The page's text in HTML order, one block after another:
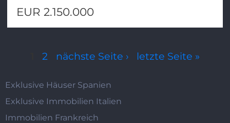
EUR 2.150.000
2 nächste Seite › letzte Seite »
Exklusive Häuser Spanien
Exklusive Immobilien Italien
Immobilien Frankreich